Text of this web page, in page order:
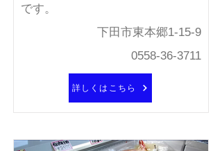
です。
下田市東本郷1-15-9
0558-36-3711
詳しくはこちら